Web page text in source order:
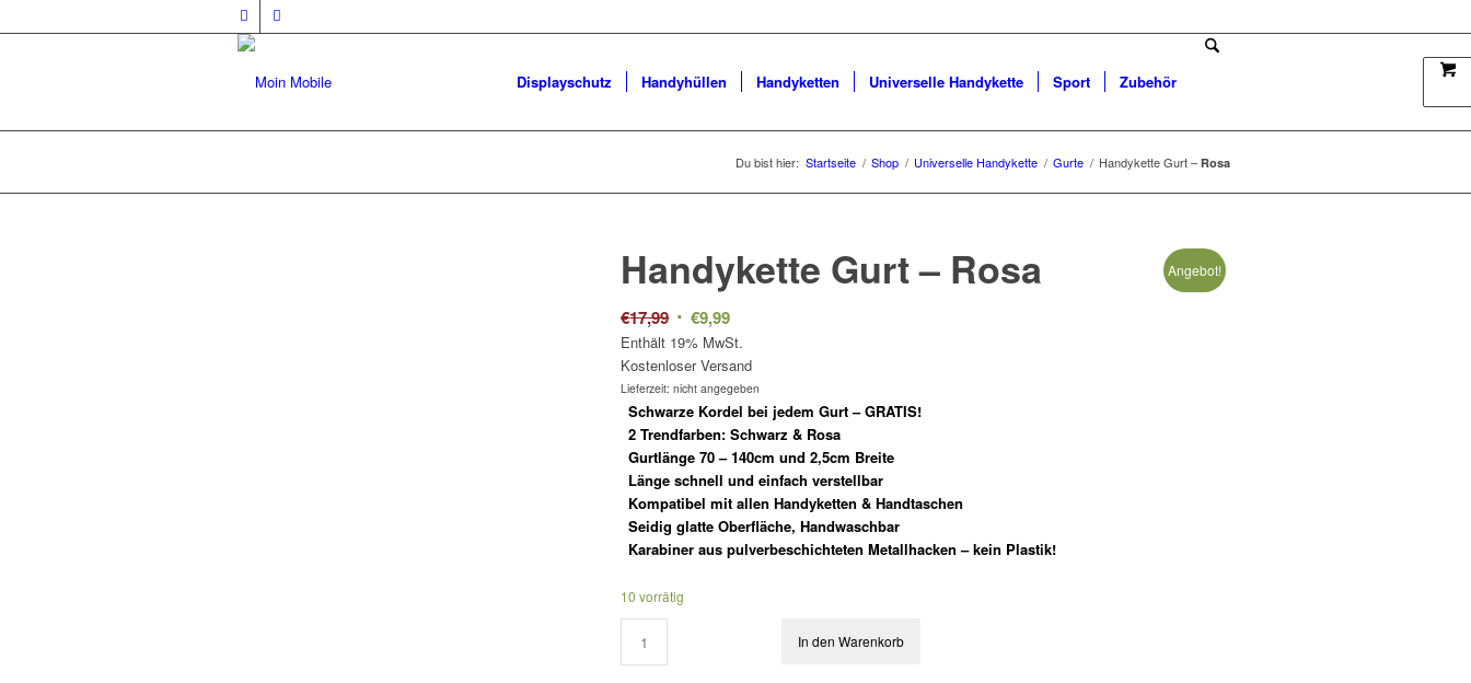
Displayschutz Handyhüllen Handyketten Universelle Handykette Sport Zubehör
Du bist hier: Startseite / Shop / Universelle Handykette / Gurte / Handykette Gurt – Rosa
Angebot!
Handykette Gurt – Rosa
€17,99 Ursprünglicher
Preis
war:
€17,99
€9,99Aktueller
Preis
ist:
€9,99.
Enthält 19% MwSt.
Kostenloser Versand
Lieferzeit: nicht angegeben
Schwarze Kordel bei jedem Gurt – GRATIS!
2 Trendfarben: Schwarz & Rosa
Gurtlänge 70 – 140cm und 2,5cm Breite
Länge schnell und einfach verstellbar
Kompatibel mit allen Handyketten & Handtaschen
Seidig glatte Oberfläche, Handwaschbar
Karabiner aus pulverbeschichteten Metallhacken – kein Plastik!
10 vorrätig
In den Warenkorb